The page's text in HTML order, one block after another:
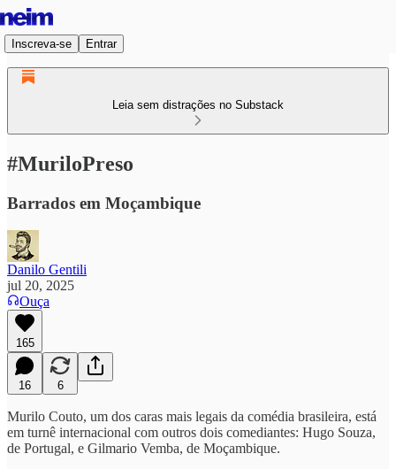
Inscreva-se Entrar
Leia sem distrações no Substack
#MuriloPreso
Barrados em Moçambique
Danilo Gentili
jul 20, 2025
Ouça
165
16 6
Murilo Couto, um dos caras mais legais da comédia brasileira, está
em turnê internacional com outros dois comediantes: Hugo Souza,
de Portugal, e Gilmario Vemba, de Moçambique.